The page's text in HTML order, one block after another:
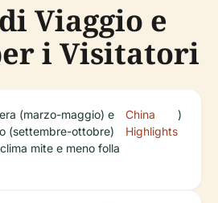
Viaggio e
i Visitatori
(marzo-maggio) e
(settembre-ottobre)
mite e meno folla
China
Highlights
)